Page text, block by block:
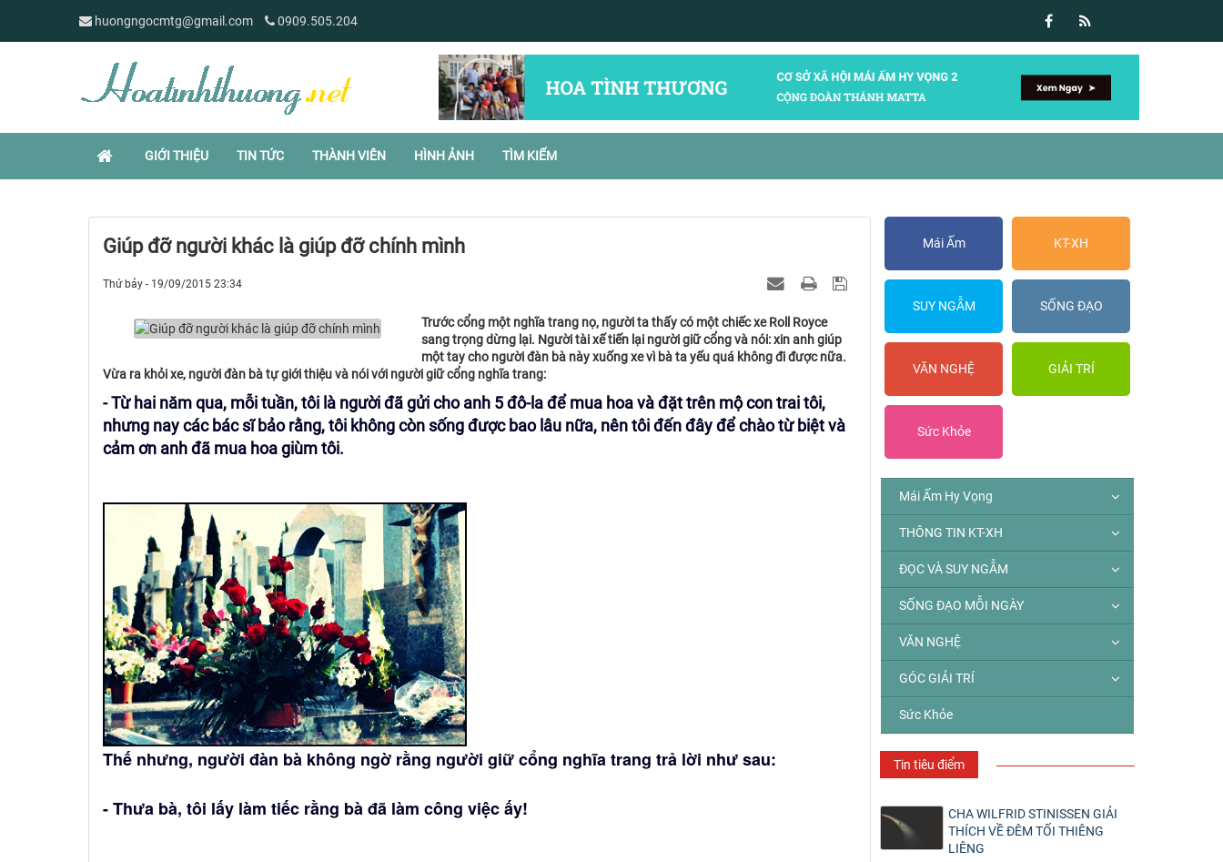
huongngocmtg@gmail.com 0909.505.204
GIỚI THIỆU TIN TỨC THÀNH VIÊN HÌNH ẢNH TÌM KIẾM
Giúp đỡ người khác là giúp đỡ chính mình
Thứ bảy - 19/09/2015 23:34
Trước cổng một nghĩa trang nọ, người ta thấy có một chiếc xe Roll Royce
sang trọng dừng lại. Người tài xế tiến lại người giữ cổng và nói: xin anh giúp
một tay cho người đàn bà này xuống xe vì bà ta yếu quá không đi được nữa.
Vừa ra khỏi xe, người đàn bà tự giới thiệu và nói với người giữ cổng nghĩa trang:
- Từ hai năm qua, mỗi tuần, tôi là người đã gửi cho anh 5 đô-la để mua hoa và đặt trên mộ con trai tôi,
nhưng nay các bác sĩ bảo rằng, tôi không còn sống được bao lâu nữa, nên tôi đến đây để chào từ biệt và
cảm ơn anh đã mua hoa giùm tôi.
Thế nhưng, người đàn bà không ngờ rằng người giữ cổng nghĩa trang trả lời như sau:
- Thưa bà, tôi lấy làm tiếc rằng bà đã làm công việc ấy!
Mái Ấm KT-XH
SUY NGẪM SỐNG ĐẠO
VĂN NGHỆ GIẢI TRÍ
Sức Khỏe
Mái Ấm Hy Vọng
THÔNG TIN KT-XH
ĐỌC VÀ SUY NGẪM
SỐNG ĐẠO MỖI NGÀY
VĂN NGHỆ
GÓC GIẢI TRÍ
Sức Khỏe
Tin tiêu điểm
CHA WILFRID STINISSEN GIẢI
THÍCH VỀ ĐÊM TỐI THIÊNG
LIÊNG